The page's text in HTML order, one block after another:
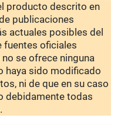
producto descrito en
publicaciones
actuales posibles del
fuentes oficiales
no se ofrece ninguna
haya sido modificado
ni de que en su caso
debidamente todas